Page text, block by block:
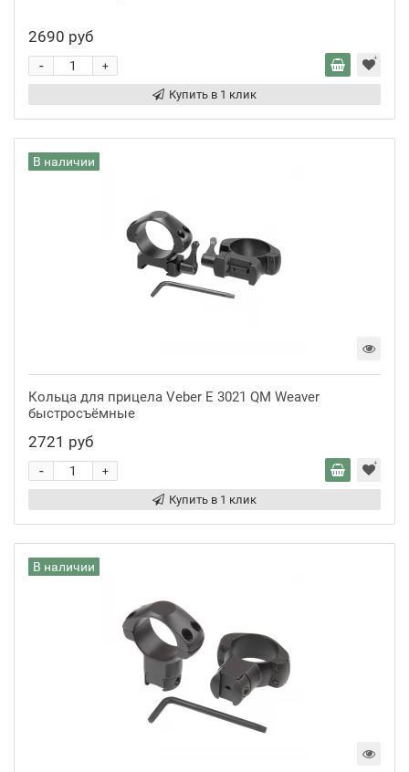
2690 руб
+
-
Купить в 1 клик
В наличии
Кольца для прицела Veber E 3021 QM Weaver
быстросъёмные
2721 руб
+
-
Купить в 1 клик
В наличии